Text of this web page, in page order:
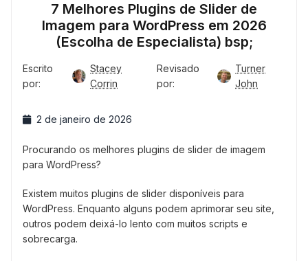
7 Melhores Plugins de Slider de
Imagem para WordPress em 2026
(Escolha de Especialista) bsp;
Escrito
por:
Stacey
Corrin
Revisado
por:
Turner
John
2 de janeiro de 2026
Procurando os melhores plugins de slider de imagem
para WordPress?
Existem muitos plugins de slider disponíveis para
WordPress. Enquanto alguns podem aprimorar seu site,
outros podem deixá-lo lento com muitos scripts e
sobrecarga.